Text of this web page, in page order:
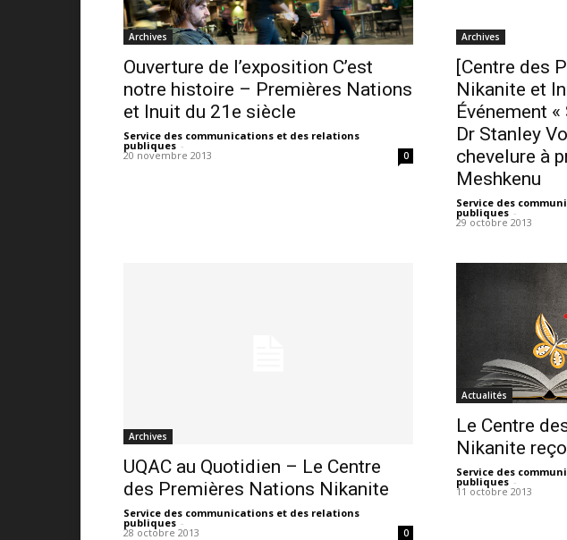
Archives
Ouverture de l’exposition C’est
notre histoire – Premières Nations
et Inuit du 21e siècle
Service des communications et des relations
publiques -
20 novembre 2013 0
Archives
[Centre des
Nikanite et
Événement
Dr Stanley
chevelure à
Meshkenu
Service des
publiques -
29 octobre 2013
Archives
UQAC au Quotidien – Le Centre
des Premières Nations Nikanite
Service des communications et des relations
publiques -
28 octobre 2013 0
Actualités
Le Centre
Nikanite
Service des
publiques -
11 octobre 2013